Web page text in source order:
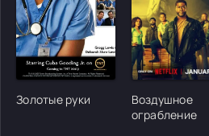
[/
Золотые руки
[/
Воздушное
ограбление